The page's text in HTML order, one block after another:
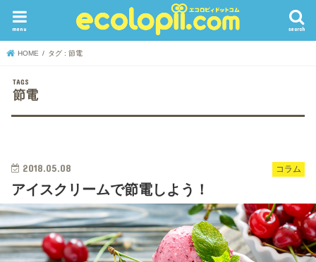
search
menu
HOME タグ : 節電
節電
2018.05.08 コラム
アイスクリームで節電しよう！